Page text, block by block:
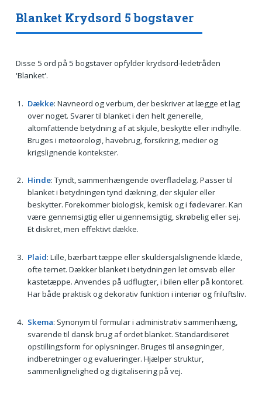
Blanket Krydsord 5 bogstaver
Disse 5 ord på 5 bogstaver opfylder krydsord-ledetråden
'Blanket'.
Dække: Navneord og verbum, der beskriver at lægge et lag
over noget. Svarer til blanket i den helt generelle,
altomfattende betydning af at skjule, beskytte eller indhylle.
Bruges i meteorologi, havebrug, forsikring, medier og
krigslignende kontekster.
Hinde: Tyndt, sammenhængende overfladelag. Passer til
blanket i betydningen tynd dækning, der skjuler eller
beskytter. Forekommer biologisk, kemisk og i fødevarer. Kan
være gennemsigtig eller uigennemsigtig, skrøbelig eller sej.
Et diskret, men effektivt dække.
Plaid: Lille, bærbart tæppe eller skuldersjalslignende klæde,
ofte ternet. Dækker blanket i betydningen let omsvøb eller
kastetæppe. Anvendes på udflugter, i bilen eller på kontoret.
Har både praktisk og dekorativ funktion i interiør og friluftsliv.
Skema: Synonym til formular i administrativ sammenhæng,
svarende til dansk brug af ordet blanket. Standardiseret
opstillingsform for oplysninger. Bruges til ansøgninger,
indberetninger og evalueringer. Hjælper struktur,
sammenlignelighed og digitalisering på vej.